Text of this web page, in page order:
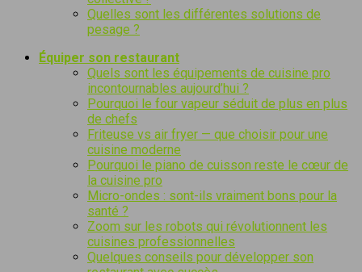
Quelles sont les différentes solutions de
pesage ?
Équiper son restaurant
Quels sont les équipements de cuisine pro
incontournables aujourd’hui ?
Pourquoi le four vapeur séduit de plus en plus
de chefs
Friteuse vs air fryer — que choisir pour une
cuisine moderne
Pourquoi le piano de cuisson reste le cœur de
la cuisine pro
Micro-ondes : sont-ils vraiment bons pour la
santé ?
Zoom sur les robots qui révolutionnent les
cuisines professionnelles
Quelques conseils pour développer son